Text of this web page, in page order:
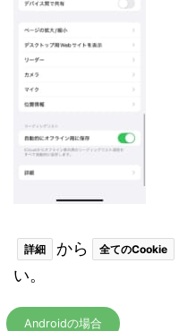
詳細 から 全てのCookie
い。
Androidの場合